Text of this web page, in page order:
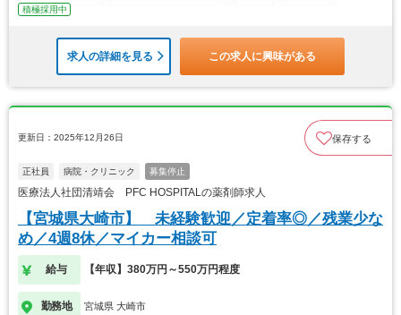
積極採用中
求人の詳細を見る この求人に興味がある
更新日：2025年12月26日 保存する
正社員 病院・クリニック 募集停止
医療法人社団清靖会 PFC HOSPITALの薬剤師求人
【宮城県大崎市】 未経験歓迎／定着率◎／残業少な
め／4週8休／マイカー相談可
給与 【年収】380万円～550万円程度
勤務地 宮城県 大崎市